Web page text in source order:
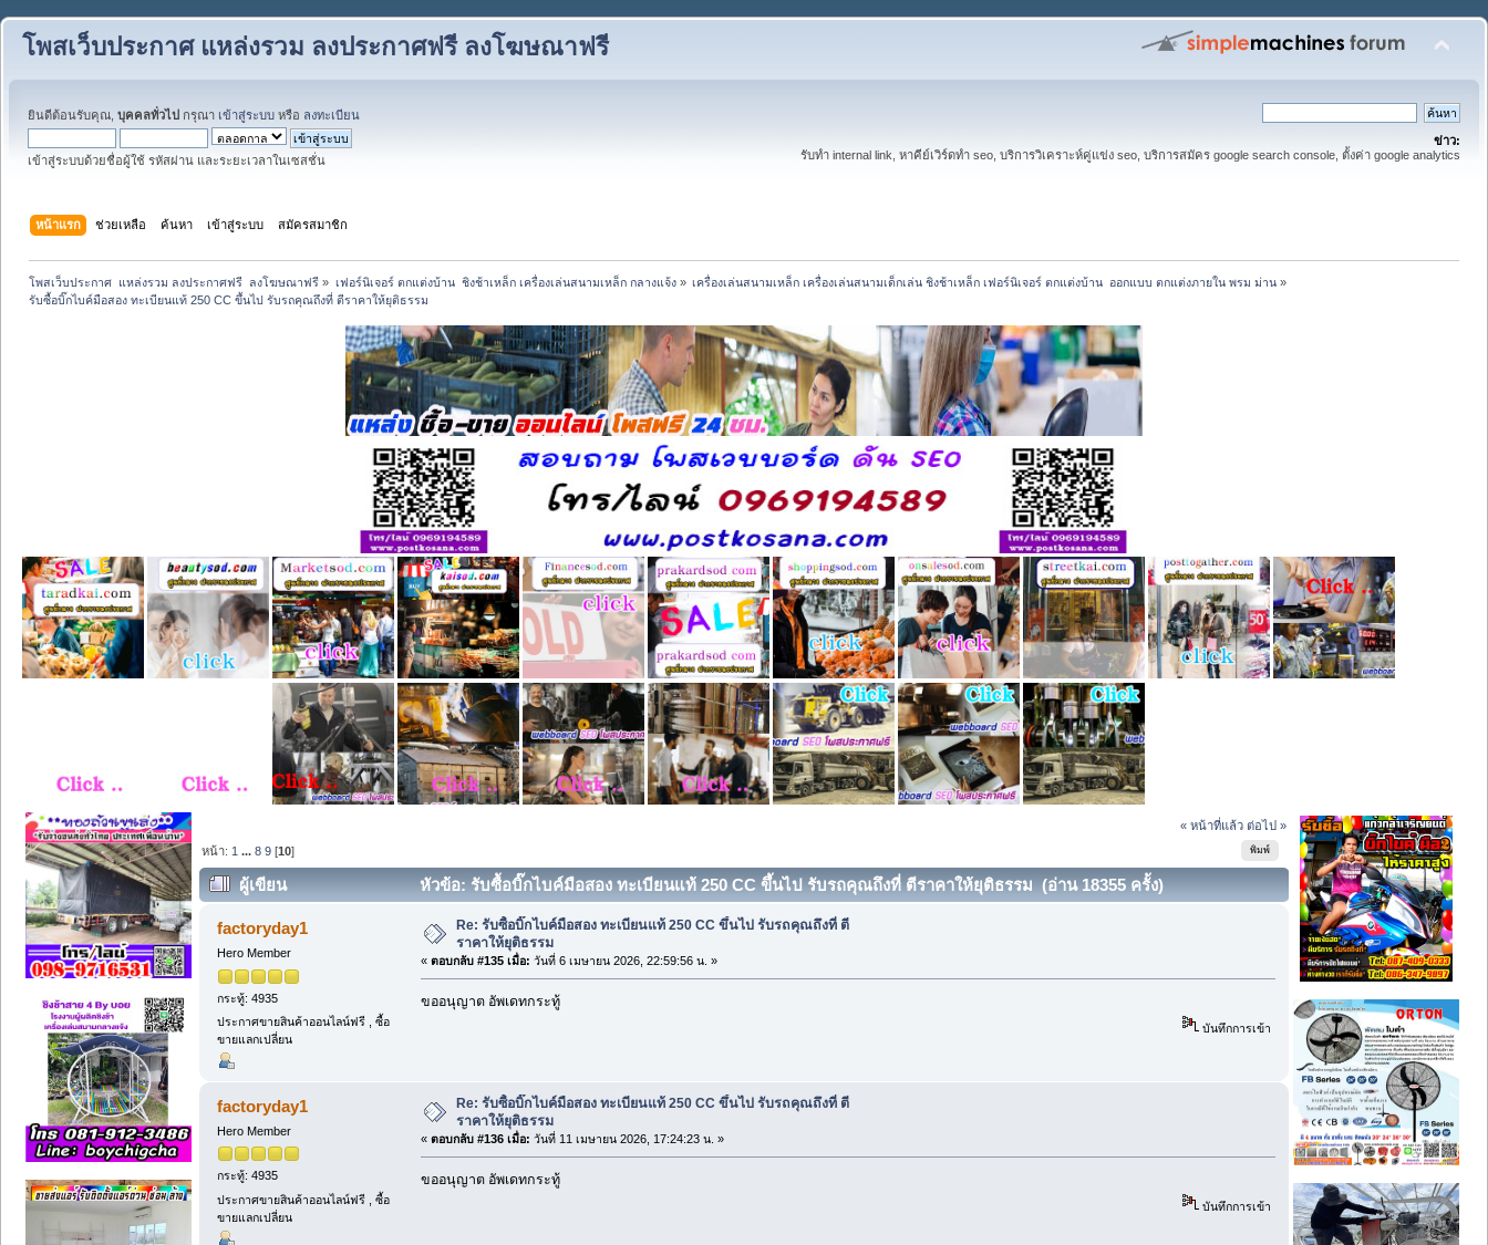
โพสเว็บประกาศ แหล่งรวม ลงประกาศฟรี ลงโฆษณาฟรี
ยินดีต้อนรับคุณ, บุคคลทั่วไป กรุณา เข้าสู่ระบบ หรือ ลงทะเบียน
เข้าสู่ระบบด้วยชื่อผู้ใช้ รหัสผ่าน และระยะเวลาในเซสชั่น
ข่าว:
รับทำ internal link, หาคีย์เวิร์ดทำ seo, บริการวิเคราะห์คู่แข่ง seo, บริการสมัคร google search console, ตั้งค่า google analytics
หน้าแรก ช่วยเหลือ ค้นหา เข้าสู่ระบบ สมัครสมาชิก
โพสเว็บประกาศ  แหล่งรวม ลงประกาศฟรี  ลงโฆษณาฟรี » เฟอร์นิเจอร์ ตกแต่งบ้าน  ชิงช้าเหล็ก เครื่องเล่นสนามเหล็ก กลางแจ้ง» เครื่องเล่นสนามเหล็ก เครื่องเล่นสนามเด็กเล่น ชิงช้าเหล็ก เฟอร์นิเจอร์ ตกแต่งบ้าน  ออกแบบ ตกแต่งภายใน พรม ม่าน»
รับซื้อบิ๊กไบค์มือสอง ทะเบียนแท้ 250 CC ขึ้นไป รับรถคุณถึงที่ ตีราคาให้ยุติธรรม
« หน้าที่แล้ว ต่อไป »
พิมพ์
หน้า: 1 ...8 9 [10]
ผู้เขียน หัวข้อ: รับซื้อบิ๊กไบค์มือสอง ทะเบียนแท้ 250 CC ขึ้นไป รับรถคุณถึงที่ ตีราคาให้ยุติธรรม (อ่าน 18355 ครั้ง)
factoryday1
Hero Member
กระทู้: 4935
ประกาศขายสินค้าออนไลน์ฟรี , ซื้อ
ขายแลกเปลี่ยน
Re: รับซื้อบิ๊กไบค์มือสอง ทะเบียนแท้ 250 CC ขึ้นไป รับรถคุณถึงที่ ตี
ราคาให้ยุติธรรม
« ตอบกลับ #135 เมื่อ: วันที่ 6 เมษายน 2026, 22:59:56 น. »
ขออนุญาต อัพเดทกระทู้
บันทึกการเข้า
factoryday1
Hero Member
กระทู้: 4935
ประกาศขายสินค้าออนไลน์ฟรี , ซื้อ
ขายแลกเปลี่ยน
Re: รับซื้อบิ๊กไบค์มือสอง ทะเบียนแท้ 250 CC ขึ้นไป รับรถคุณถึงที่ ตี
ราคาให้ยุติธรรม
« ตอบกลับ #136 เมื่อ: วันที่ 11 เมษายน 2026, 17:24:23 น. »
ขออนุญาต อัพเดทกระทู้
บันทึกการเข้า